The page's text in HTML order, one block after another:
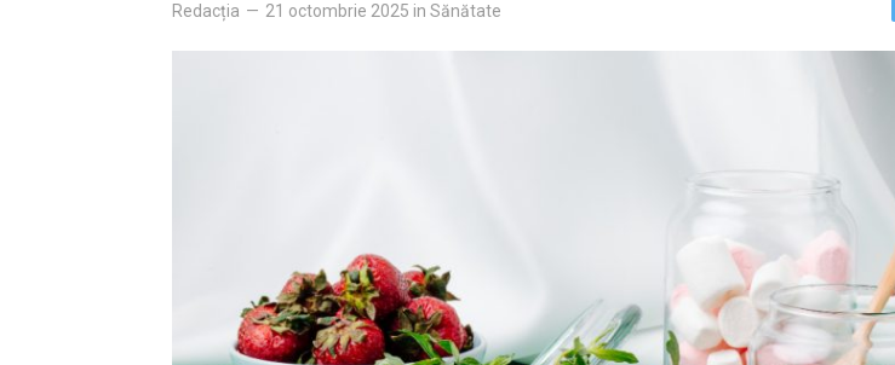
Redacția — 21 octombrie 2025 in Sănătate